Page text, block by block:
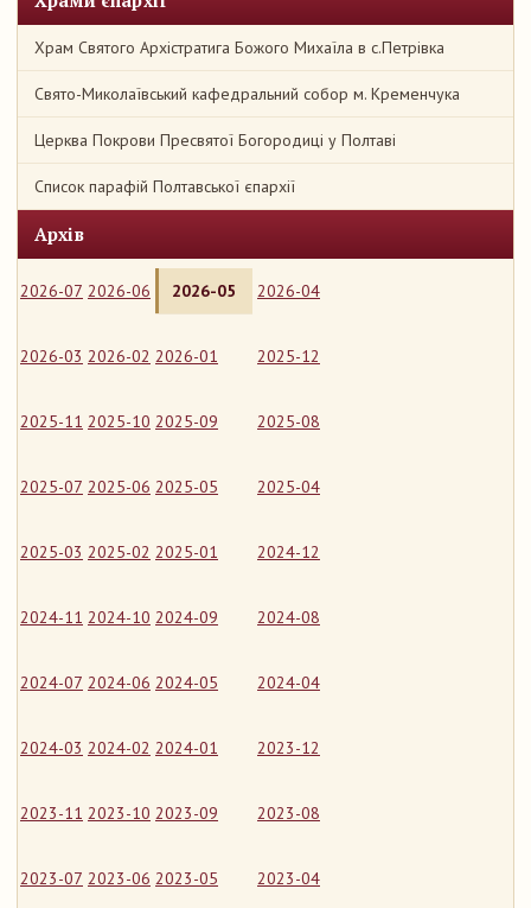
Храм Святого Архістратига Божого Михаїла в с.Петрівка
Свято-Миколаївський кафедральний собор м. Кременчука
Церква Покрови Пресвятої Богородиці у Полтаві
Список парафій Полтавської єпархії
Архів
2026-07 2026-06 2026-05 2026-04
2026-03 2026-02 2026-01 2025-12
2025-11 2025-10 2025-09 2025-08
2025-07 2025-06 2025-05 2025-04
2025-03 2025-02 2025-01 2024-12
2024-11 2024-10 2024-09 2024-08
2024-07 2024-06 2024-05 2024-04
2024-03 2024-02 2024-01 2023-12
2023-11 2023-10 2023-09 2023-08
2023-07 2023-06 2023-05 2023-04